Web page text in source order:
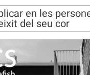
en les
del seu cor